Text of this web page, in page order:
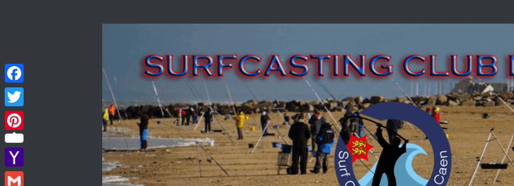
Facebook
Twitter
Pinterest
Yahoo